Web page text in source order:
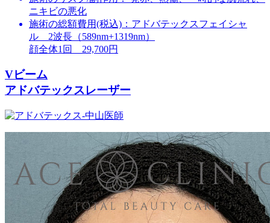
ニキビの悪化
施術の総額費用(税込)： アドバテックスフェイシャ
ル 2波長（589nm+1319nm）
顔全体1回 29,700円
Vビーム
アドバテックスレーザー